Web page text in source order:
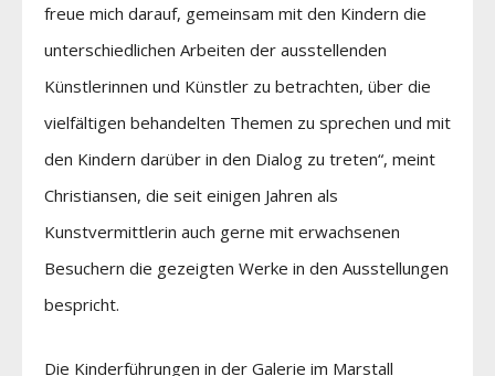
freue mich darauf, gemeinsam mit den Kindern die
unterschiedlichen Arbeiten der ausstellenden
Künstlerinnen und Künstler zu betrachten, über die
vielfältigen behandelten Themen zu sprechen und mit
den Kindern darüber in den Dialog zu treten“, meint
Christiansen, die seit einigen Jahren als
Kunstvermittlerin auch gerne mit erwachsenen
Besuchern die gezeigten Werke in den Ausstellungen
bespricht.
Die Kinderführungen in der Galerie im Marstall